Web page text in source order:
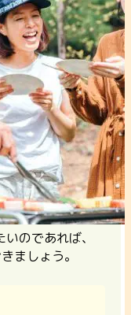
のであれば、
ましょう。